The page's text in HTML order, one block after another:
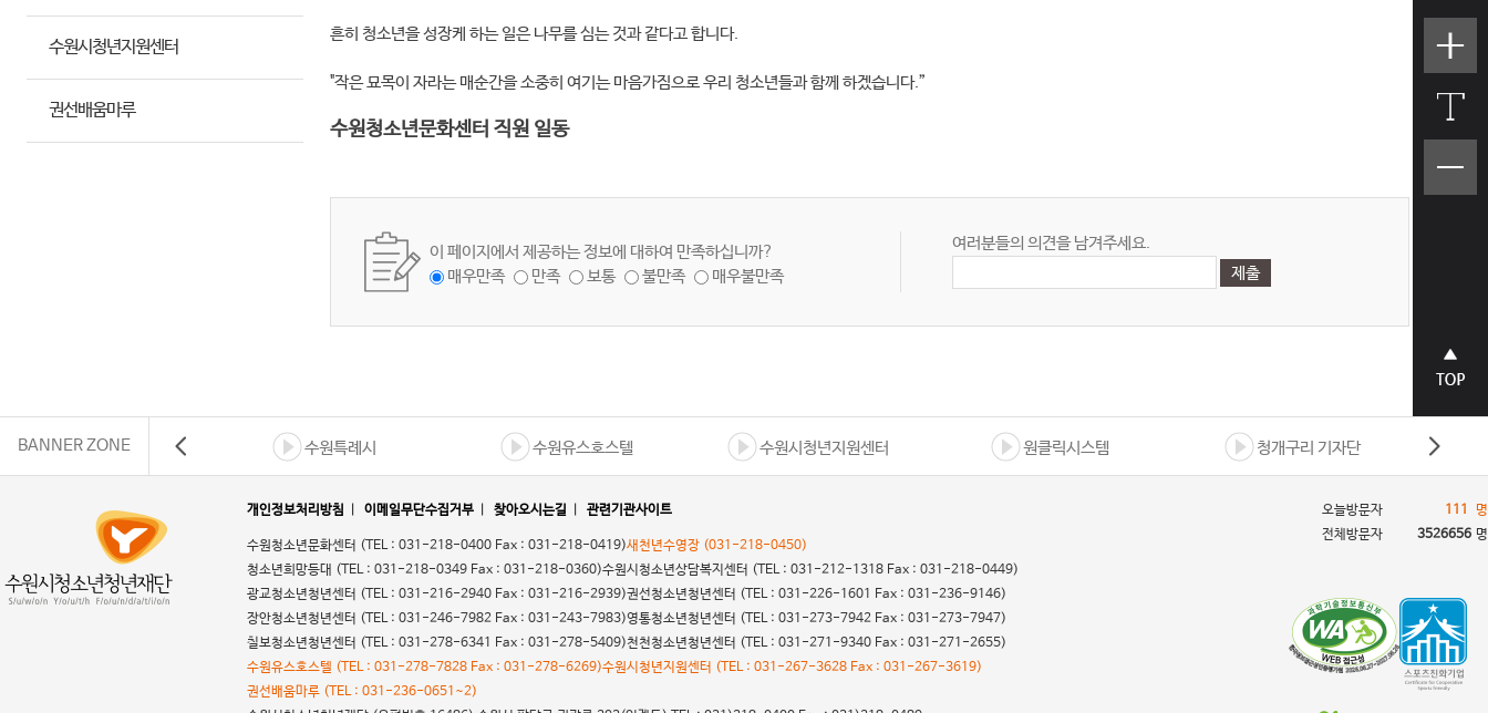
수원시청년지원센터
권선배움마루
흔히 청소년을 성장케 하는 일은 나무를 심는 것과 같다고 합니다.
"작은 묘목이 자라는 매순간을 소중히 여기는 마음가짐으로 우리 청소년들과 함께 하겠습니다.”
수원청소년문화센터 직원 일동
이 페이지에서 제공하는 정보에 대하여 만족하십니까?
매우만족
만족 보통 불만족 매우불만족
여러분들의 의견을 남겨주세요.
텍스트
크기크
게
텍스트
크기작
상단으
로 바로
BANNER ZONE 수원특례시 수원유스호스텔 수원시청년지원센터 원클릭시스템 청개구리 기자단
개인정보처리방침 이메일무단수집거부 찾아오시는길 관련기관사이트
수원청소년문화센터 (TEL : 031-218-0400 Fax : 031-218-0419)새천년수영장 (031-218-0450)
청소년희망등대 (TEL : 031-218-0349 Fax : 031-218-0360)수원시청소년상담복지센터 (TEL : 031-212-1318 Fax : 031-218-0449)
광교청소년청년센터 (TEL : 031-216-2940 Fax : 031-216-2939)권선청소년청년센터 (TEL : 031-226-1601 Fax : 031-236-9146)
장안청소년청년센터 (TEL : 031-246-7982 Fax : 031-243-7983)영통청소년청년센터 (TEL : 031-273-7942 Fax : 031-273-7947)
칠보청소년청년센터 (TEL : 031-278-6341 Fax : 031-278-5409)천천청소년청년센터 (TEL : 031-271-9340 Fax : 031-271-2655)
수원유스호스텔 (TEL : 031-278-7828 Fax : 031-278-6269)수원시청년지원센터 (TEL : 031-267-3628 Fax : 031-267-3619)
권선배움마루 (TEL : 031-236-0651~2)
오늘방문자 111
명
전체방문자
3526656 명